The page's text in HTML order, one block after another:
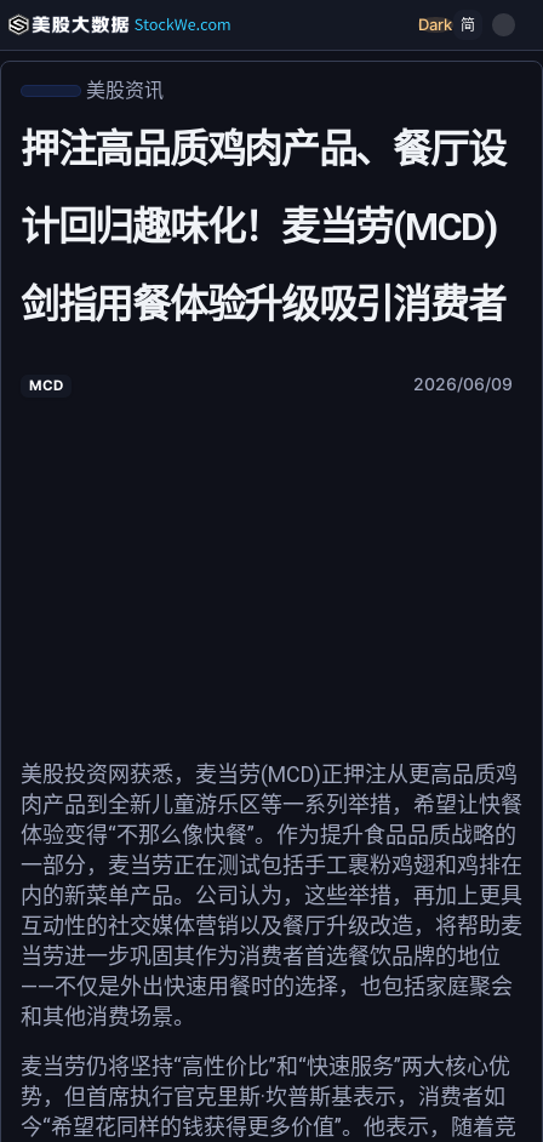
Dark 简
美股资讯
押注高品质鸡肉产品、餐厅设
计回归趣味化！麦当劳(MCD)
剑指用餐体验升级吸引消费者
MCD 2026/06/09
美股投资网获悉，麦当劳(MCD)正押注从更高品质鸡
肉产品到全新儿童游乐区等一系列举措，希望让快餐
体验变得“不那么像快餐”。作为提升食品品质战略的
一部分，麦当劳正在测试包括手工裹粉鸡翅和鸡排在
内的新菜单产品。公司认为，这些举措，再加上更具
互动性的社交媒体营销以及餐厅升级改造，将帮助麦
当劳进一步巩固其作为消费者首选餐饮品牌的地位
——不仅是外出快速用餐时的选择，也包括家庭聚会
和其他消费场景。
麦当劳仍将坚持“高性价比”和“快速服务”两大核心优
势，但首席执行官克里斯·坎普斯基表示，消费者如
今“希望花同样的钱获得更多价值”。他表示，随着竞